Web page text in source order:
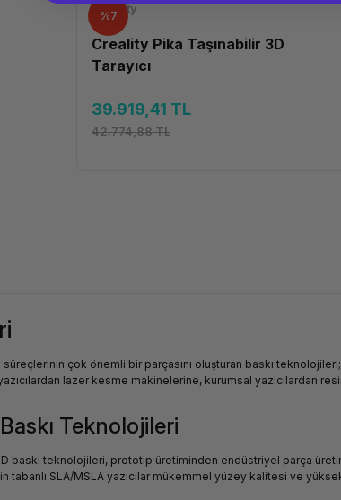
%7
Creality
Creality Pika Taşınabilir 3D
Tarayıcı
39.919,41 TL
42.774,88 TL
süreçlerinin çok önemli bir parçasını oluşturan baskı
yazıcılardan lazer kesme makinelerine, kurumsal
Teknolojileri
baskı teknolojileri, prototip üretiminden endüstriyel parça
tabanlı SLA/MSLA yazıcılar mükemmel yüzey kalitesi ve